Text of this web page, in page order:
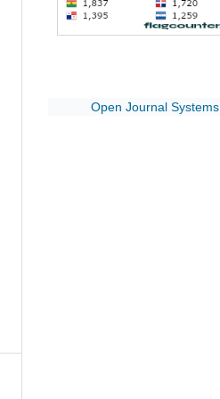
Open Journal Systems